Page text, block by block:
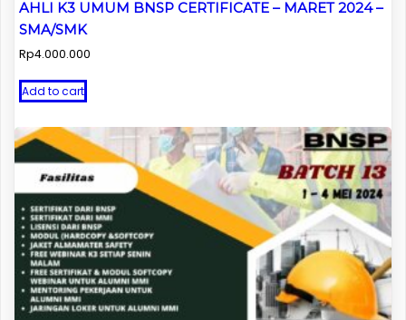
AHLI K3 UMUM BNSP CERTIFICATE – MARET 2024 –
SMA/SMK
Rp4.000.000
Add to cart